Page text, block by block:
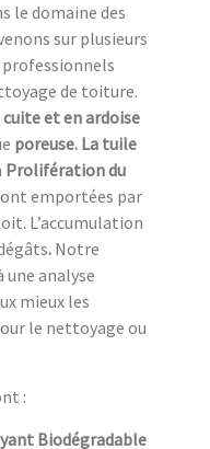
le domaine des
sur plusieurs
professionnels
de toiture.
et en ardoise
poreuse. La tuile
Prolifération du
emportées par
L’accumulation
. Notre
une analyse
mieux les
le nettoyage ou
:
Biodégradable